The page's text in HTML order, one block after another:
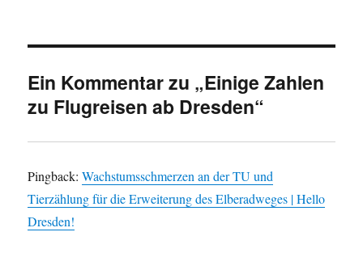
Ein Kommentar zu „Einige Zahlen
zu Flugreisen ab Dresden“
Pingback:Wachstumsschmerzen an der TU und
Tierzählung für die Erweiterung des Elberadweges | Hello
Dresden!